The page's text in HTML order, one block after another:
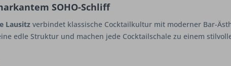
SOHO-Schliff
Lausitz verbindet klassische Cocktailkultur mit moderner Bar-
edle Struktur und machen jede Cocktailschale zu einem